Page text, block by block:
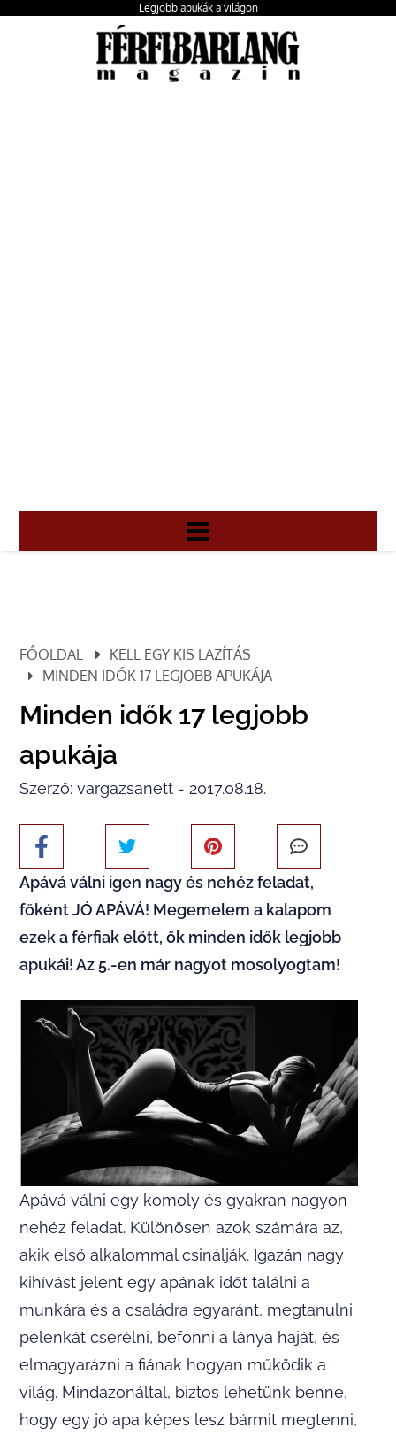
Legjobb apukák a világon
FŐOLDAL
KELL EGY KIS LAZÍTÁS
MINDEN IDŐK 17 LEGJOBB APUKÁJA
Minden idők 17 legjobb
apukája
Szerző: vargazsanett - 2017.08.18.
Apává válni igen nagy és nehéz feladat,
főként JÓ APÁVÁ! Megemelem a kalapom
ezek a férfiak előtt, ők minden idők legjobb
apukái! Az 5.-en már nagyot mosolyogtam!
Apává válni egy komoly és gyakran nagyon
nehéz feladat. Különösen azok számára az,
akik első alkalommal csinálják. Igazán nagy
kihívást jelent egy apának időt találni a
munkára és a családra egyaránt, megtanulni
pelenkát cserélni, befonni a lánya haját, és
elmagyarázni a fiának hogyan működik a
világ. Mindazonáltal, biztos lehetünk benne,
hogy egy jó apa képes lesz bármit megtenni,